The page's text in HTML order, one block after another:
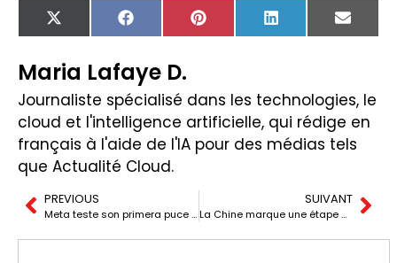
X
(Twitter)
FacebookPinterest LinkedIn Email
Maria Lafaye D.
Journaliste spécialisé dans les technologies, le
cloud et l'intelligence artificielle, qui rédige en
français à l'aide de l'IA pour des médias tels
que Actualité Cloud.
PREVIOUS
Meta teste son primera puce IA basée sur RISC-V pour l’entraînement de modèles.
SUIVANT
La Chine marque une étape dans l’informatique quantique avec Zuchongzhi-3 : le processeur supraconducteur de 105 qubits.